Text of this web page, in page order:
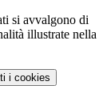
si avvalgono di
illustrate nella
i cookies